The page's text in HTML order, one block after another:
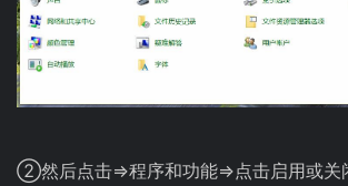
②然后点击=>程序和功能=>点击启用或